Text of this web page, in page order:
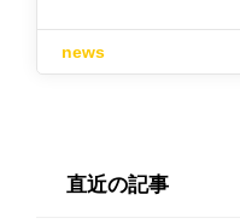
news
直近の記事